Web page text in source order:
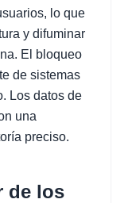
lo que
y difuminar
El bloqueo
de sistemas
Los datos de
una
preciso.
de los